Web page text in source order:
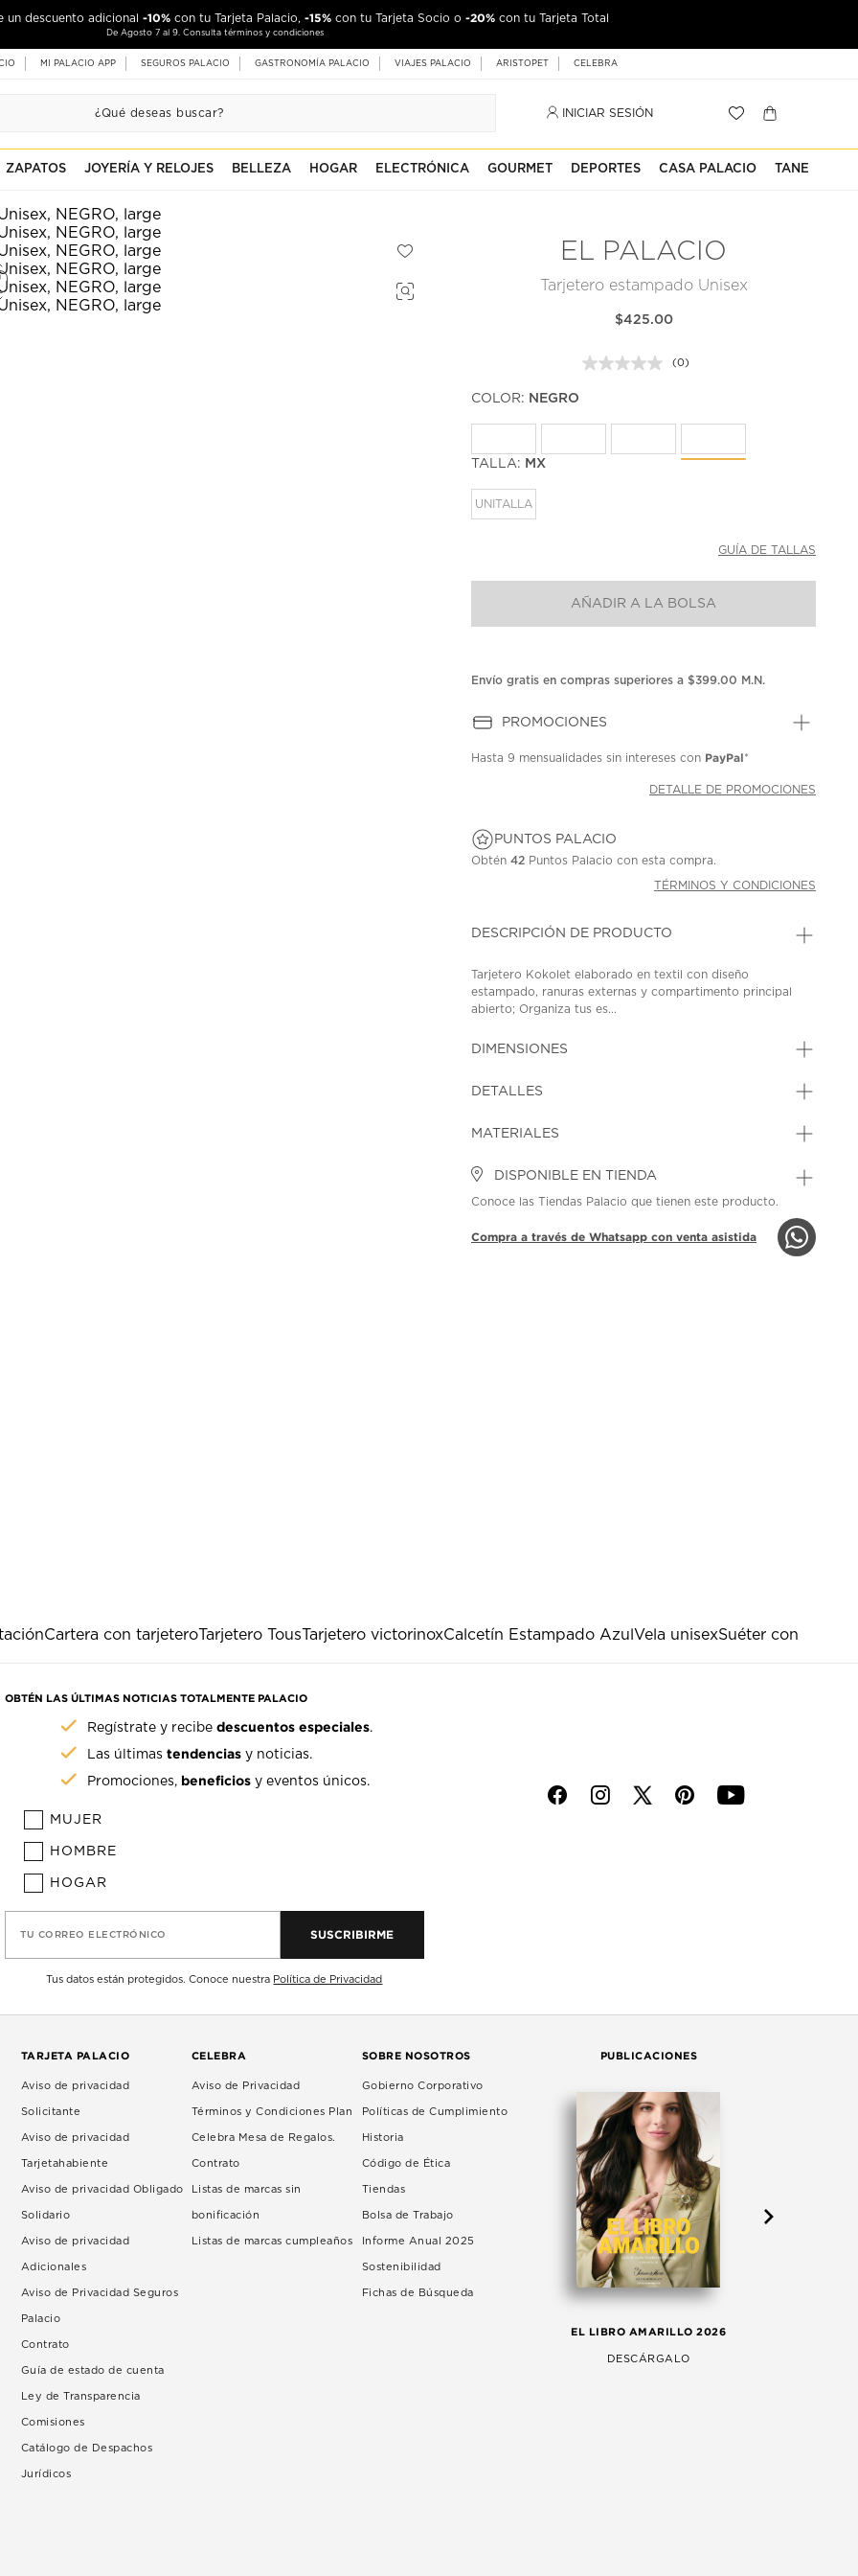
un descuento adicional -10% con tu Tarjeta Palacio, -15% con tu Tarjeta Socio o -20% con tu Tarjeta Total
De Agosto 7 al 9. Consulta términos y condiciones
MI PALACIO APP SEGUROS PALACIO GASTRONOMÍA PALACIO VIAJES PALACIO ARISTOPET CELEBRA
INICIAR SESIÓN
ZAPATOS JOYERÍA Y RELOJES BELLEZA HOGAR ELECTRÓNICA GOURMET DEPORTES CASA PALACIO TANE
EL PALACIO
Tarjetero estampado Unisex
$425.00
Sin
página.
(0)
COLOR: NEGRO
TALLA: MX
UNITALLA
GUÍA DE TALLAS
AÑADIR A LA BOLSA
Envío gratis en compras superiores a $399.00 M.N.
PROMOCIONES
Hasta9 mensualidades sin intereses con PayPal*
DETALLE DE PROMOCIONES
PUNTOS PALACIO
Obtén42 Puntos Palacio con esta compra.
TÉRMINOS Y CONDICIONES
DESCRIPCIÓN DE PRODUCTO
Tarjetero Kokolet elaborado en textil con diseño
estampado, ranuras externas y compartimento principal
abierto; Organiza tus es...
DIMENSIONES
DETALLES
MATERIALES
DISPONIBLE EN TIENDA
Conoce las Tiendas Palacio que tienen este producto.
Compra a través de Whatsapp con venta asistida
Cartera con tarjeteroTarjetero TousTarjetero victorinoxCalcetín Estampado Azul Vela unisexSuéter con
OBTÉN LAS ÚLTIMAS NOTICIAS TOTALMENTE PALACIO
Regístrate y recibedescuentos especiales.
Las últimastendencias y noticias.
Promociones, beneficios y eventos únicos.
MUJER
HOMBRE
HOGAR
TU CORREO ELECTRÓNICO SUSCRIBIRME
Tus datos están protegidos. Conoce nuestra Política de Privacidad
f i p y
TARJETA PALACIO
Aviso de privacidad
Solicitante
Aviso de privacidad
Tarjetahabiente
Aviso de privacidad Obligado
Solidario
Aviso de privacidad
Adicionales
Aviso de Privacidad Seguros
Palacio
Contrato
Guía de estado de cuenta
Ley de Transparencia
Comisiones
Catálogo de Despachos
Jurídicos
CELEBRA
Aviso de Privacidad
Términos y Condiciones Plan
Celebra Mesa de Regalos.
Contrato
Listas de marcas sin
bonificación
Listas de marcas cumpleaños
SOBRE NOSOTROS
Gobierno Corporativo
Políticas de Cumplimiento
Historia
Código de Ética
Tiendas
Bolsa de Trabajo
Informe Anual 2025
Sostenibilidad
Fichas de Búsqueda
PUBLICACIONES
EL LIBRO AMARILLO 2026
DESCÁRGALO